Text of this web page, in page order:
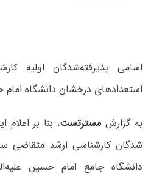
اسامی پذیرفته‌شدگان اولیه
استعدادهای درخشان دانشگاه امام حسین ۱۴۰۲
به گزارش مسترتست، بنا بر اعلام
شدگان کارشناسی ارشد متقاضی
دانشگاه جامع امام حسین